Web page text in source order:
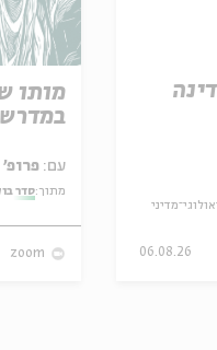
06.08.26
מותו
עם: פרופ' אביגדור שנאן
מתוך:סדר
zoom